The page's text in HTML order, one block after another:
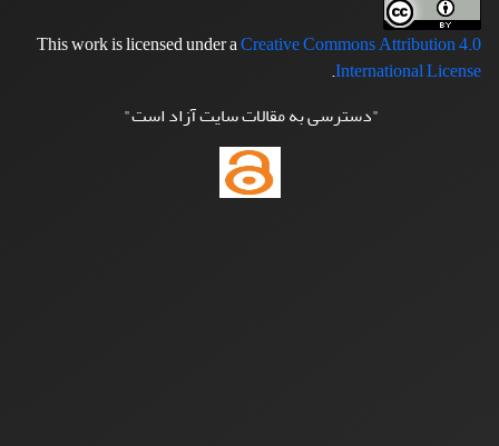
This work is licensed under aCreative Commons Attribution 4.0
International License
.
"دسترسی به مقالات سایت آزاد است"